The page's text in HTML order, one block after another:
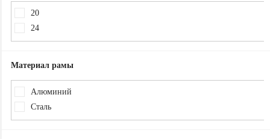
20
24
Материал рамы
Алюминий
Сталь